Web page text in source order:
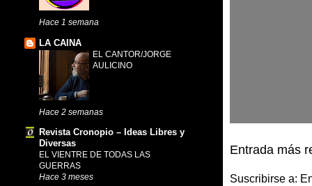
Entrada más
Suscribirse a:
Hace 1 semana
LA CAINA
EL CANTOR/JORGE
AULICINO
Hace 2 semanas
Revista Cronopio – Ideas Libres y
Diversas
EL VIENTRE DE TODAS LAS
GUERRAS
Hace 3 meses